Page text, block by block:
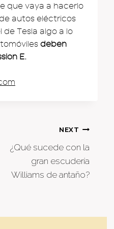
que vaya a hacerlo
autos eléctricos
de Tesla algo a lo
deben
E.
NEXT
¿Qué sucede con la
gran escudería
Williams de antaño?